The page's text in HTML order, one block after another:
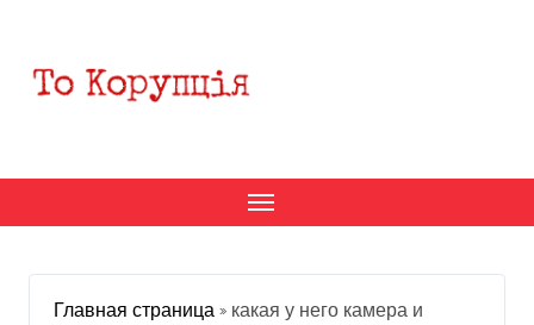
содержанию
Главная страница » какая у него камера и